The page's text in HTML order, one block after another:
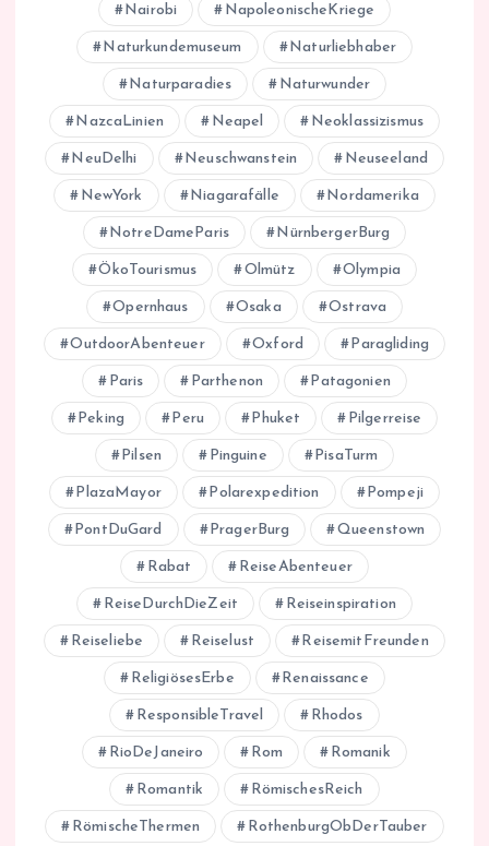
Nairobi NapoleonischeKriege
Naturkundemuseum Naturliebhaber
Naturparadies Naturwunder
NazcaLinien Neapel Neoklassizismus
NeuDelhi Neuschwanstein Neuseeland
NewYork Niagarafälle Nordamerika
NotreDameParis NürnbergerBurg
ÖkoTourismus Olmütz Olympia
Opernhaus Osaka Ostrava
OutdoorAbenteuer Oxford Paragliding
Paris Parthenon Patagonien
Peking Peru Phuket Pilgerreise
Pilsen Pinguine PisaTurm
PlazaMayor Polarexpedition Pompeji
PontDuGard PragerBurg Queenstown
Rabat ReiseAbenteuer
ReiseDurchDieZeit Reiseinspiration
Reiseliebe Reiselust ReisemitFreunden
ReligiösesErbe Renaissance
ResponsibleTravel Rhodos
RioDeJaneiro Rom Romanik
Romantik RömischesReich
RömischeThermen RothenburgObDerTauber